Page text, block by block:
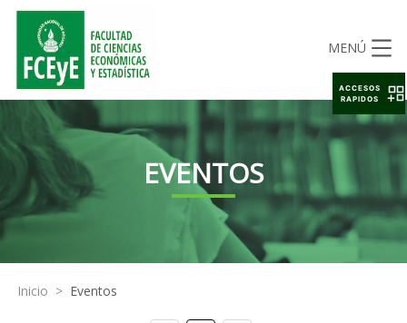
MENÚ
EVENTOS
Inicio > Eventos
ACCESOS
RAPIDOS